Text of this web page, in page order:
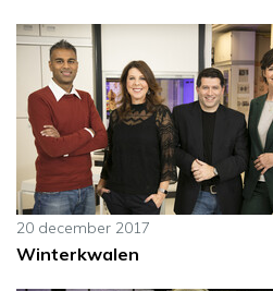
20 december 2017
Winterkwalen